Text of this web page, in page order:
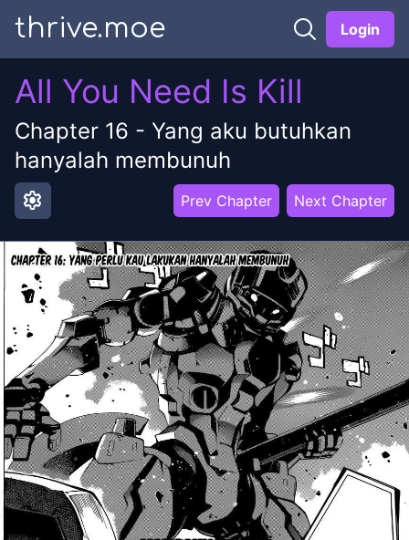
thrive.moe Login
All You Need Is Kill
Chapter 16 - Yang aku butuhkan
hanyalah membunuh
settings Prev Chapter Next Chapter